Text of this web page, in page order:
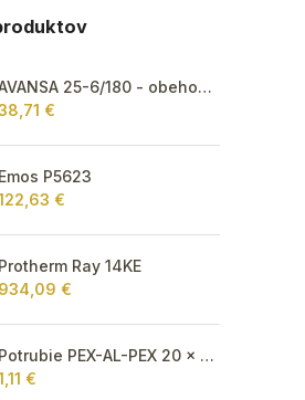
AVANSA 25-6/180 - obehové čerpadlo, pripojovací závit 6/4"
€
Emos P5623
€
Protherm Ray 14KE
934,09 €
Potrubie PEX-AL-PEX 20 x 2 pre vykurovanie, podlahové kúrenie a vodu
€